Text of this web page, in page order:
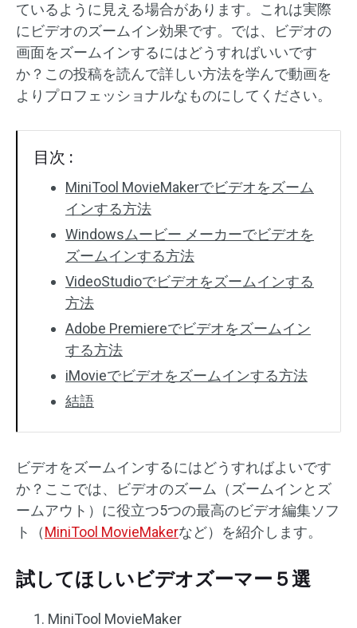
動画色調整
回転/反転
バッチ処理
透かしなし
ているように見える場合があります。これは実際
にビデオのズームイン効果です。では、ビデオの
画面をズームインするにはどうすればいいです
か？この投稿を読んで詳しい方法を学んで動画を
よりプロフェッショナルなものにしてください。
目次 :
MiniTool MovieMakerでビデオをズーム
インする方法
Windowsムービー メーカーでビデオを
ズームインする方法
VideoStudioでビデオをズームインする
方法
Adobe Premiereでビデオをズームイン
する方法
iMovieでビデオをズームインする方法
結語
ビデオをズームインするにはどうすればよいです
か？ここでは、ビデオのズーム（ズームインとズ
ームアウト）に役立つ5つの最高のビデオ編集ソフ
ト（MiniTool MovieMakerなど）を紹介します。
試してほしいビデオズーマー５選
MiniTool MovieMaker